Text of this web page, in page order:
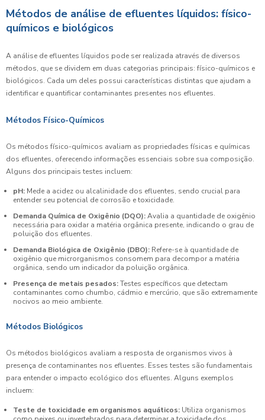
Métodos de análise de efluentes líquidos: físico-
químicos e biológicos
A análise de efluentes líquidos pode ser realizada através de diversos
métodos, que se dividem em duas categorias principais: físico-químicos e
biológicos. Cada um deles possui características distintas que ajudam a
identificar e quantificar contaminantes presentes nos efluentes.
Métodos Físico-Químicos
Os métodos físico-químicos avaliam as propriedades físicas e químicas
dos efluentes, oferecendo informações essenciais sobre sua composição.
Alguns dos principais testes incluem:
pH: Mede a acidez ou alcalinidade dos efluentes, sendo crucial para
entender seu potencial de corrosão e toxicidade.
Demanda Química de Oxigênio (DQO):Avalia a quantidade de oxigênio
necessária para oxidar a matéria orgânica presente, indicando o grau de
poluição dos efluentes.
Demanda Biológica de Oxigênio (DBO): Refere-se à quantidade de
oxigênio que microrganismos consomem para decompor a matéria
orgânica, sendo um indicador da poluição orgânica.
Presença de metais pesados:Testes específicos que detectam
contaminantes como chumbo, cádmio e mercúrio, que são extremamente
nocivos ao meio ambiente.
Métodos Biológicos
Os métodos biológicos avaliam a resposta de organismos vivos à
presença de contaminantes nos efluentes. Esses testes são fundamentais
para entender o impacto ecológico dos efluentes. Alguns exemplos
incluem:
Teste de toxicidade em organismos aquáticos: Utiliza organismos